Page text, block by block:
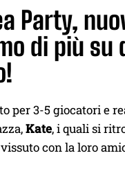
Party,
di più su
per 3-5 giocatori e
Kate, i quali si
con la loro